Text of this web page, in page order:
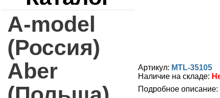
A-model
(Россия)
Aber
Артикул: MTL-35105
Наличие на складе:
Подробное описание: